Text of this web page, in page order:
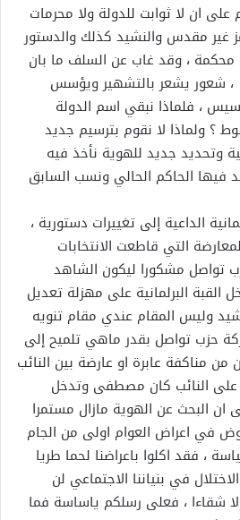
على ان لا ثوابت للدولة ولا محرمات
غير مقدس والنشيد كذلك والدستور
محكمة ، وقد غاب عن السلف ما بان
، شعور يشعر بالتشهير ويؤسس
، فلماذا نبقي اسم الدولة
؟ ولماذا لا نقوم بترسيم جديد
وتحديد جديد للهوية نأخذ فيه
فيها الحاكم الحالي ونسب السابق
الداعية إلى تغييرات دستورية ،
التي قاطعت الانتخابات
تواصل مشكورا ليكون الشاهد
القبة البرلمانية على مهزلة تعديل
وليس المقام عندي مقام تنويه
حزب تواصل بقدر ماهي تلميح إلى
من مناكفة عابرة او عارضة بين النائب
النائب كان مصطفى وتدخل
ان البحث عن الهوية مازال مستمرا
في اعراض العوام اولى من الجام
، فقد اكلوا باعراضنا لحما طريا
في بنياننا الاجتماعي لن
شقاءا ، فعلى رسلكم ياساسة فما